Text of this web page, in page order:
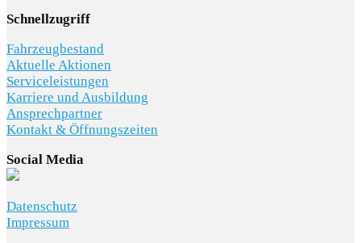
Schnellzugriff
Fahrzeugbestand
Aktuelle Aktionen
Serviceleistungen
Karriere und Ausbildung
Ansprechpartner
Kontakt & Öffnungszeiten
Social Media
Datenschutz
Impressum